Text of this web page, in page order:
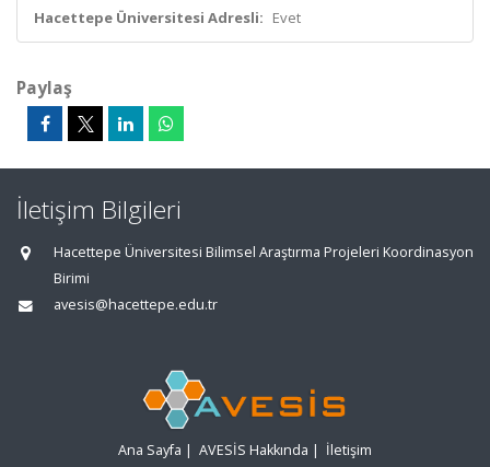
Hacettepe Üniversitesi Adresli: Evet
Paylaş
İletişim Bilgileri
Hacettepe Üniversitesi Bilimsel Araştırma Projeleri Koordinasyon
Birimi
avesis@hacettepe.edu.tr
Ana Sayfa | AVESİS Hakkında | İletişim